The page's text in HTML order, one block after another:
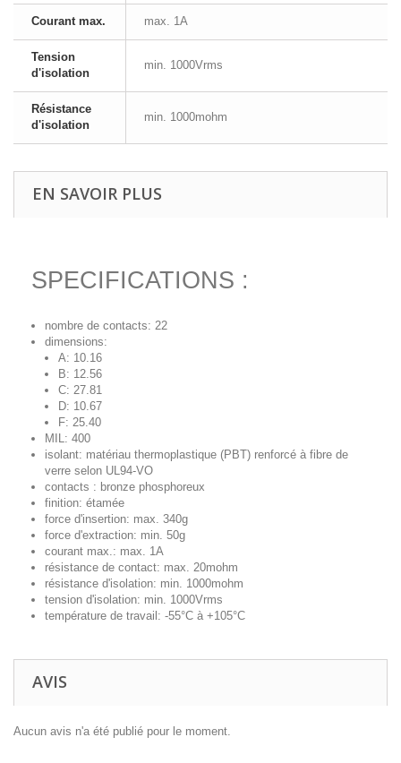
Courant max. max. 1A
Tension
d'isolation
min. 1000Vrms
Résistance
d'isolation
min. 1000mohm
EN SAVOIR PLUS
SPECIFICATIONS :
nombre de contacts: 22
dimensions:
A: 10.16
B: 12.56
C: 27.81
D: 10.67
F: 25.40
MIL: 400
isolant: matériau thermoplastique (PBT) renforcé à fibre de
verre selon UL94-VO
contacts : bronze phosphoreux
finition: étamée
force d'insertion: max. 340g
force d'extraction: min. 50g
courant max.: max. 1A
résistance de contact: max. 20mohm
résistance d'isolation: min. 1000mohm
tension d'isolation: min. 1000Vrms
température de travail: -55°C à +105°C
AVIS
Aucun avis n'a été publié pour le moment.